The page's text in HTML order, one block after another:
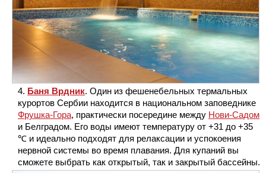
Баня Врдник. Один из фешенебельных термальных
курортов Сербии находится в национальном заповеднике
Фрушка-Гора, практически посередине между Нови-Садом
и Белградом. Его воды имеют температуру от +31 до +35
℃ и идеально подходят для релаксации и успокоения
нервной системы во время плавания. Для купаний вы
сможете выбрать как открытый, так и закрытый бассейны.